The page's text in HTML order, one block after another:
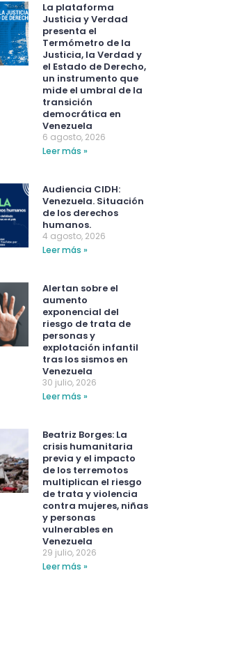
La plataforma
Justicia y Verdad
presenta el
Termómetro de la
Justicia, la Verdad y
el Estado de Derecho,
un instrumento que
mide el umbral de la
transición
democrática en
Venezuela
6 agosto, 2026
Leer más »
Audiencia CIDH:
Venezuela. Situación
de los derechos
humanos.
4 agosto, 2026
Leer más »
Alertan sobre el
aumento
exponencial del
riesgo de trata de
personas y
explotación infantil
tras los sismos en
Venezuela
30 julio, 2026
Leer más »
Beatriz Borges: La
crisis humanitaria
previa y el impacto
de los terremotos
multiplican el riesgo
de trata y violencia
contra mujeres, niñas
y personas
vulnerables en
Venezuela
29 julio, 2026
Leer más »